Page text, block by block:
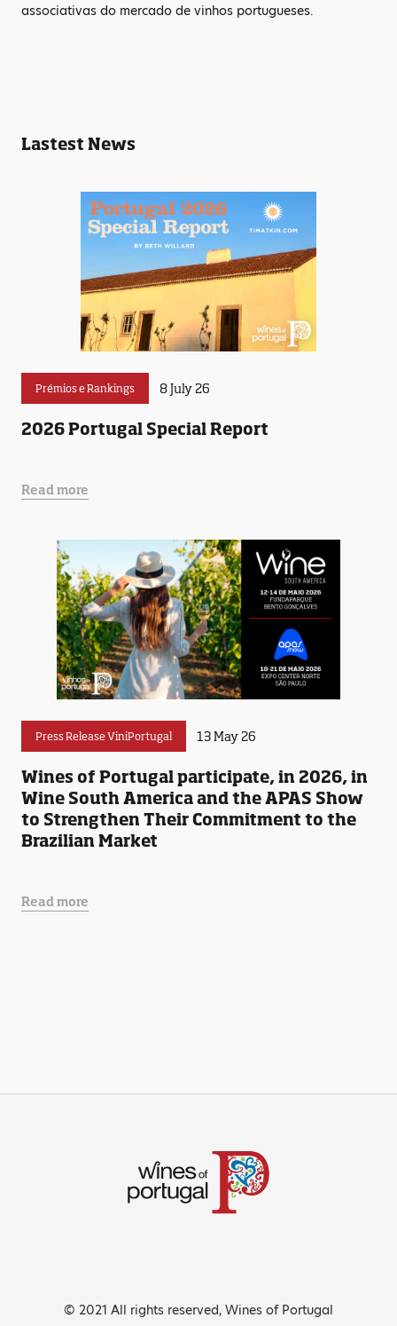
associativas do mercado de vinhos portugueses.
Lastest News
Prémios e Rankings 8 July 26
2026 Portugal Special Report
Read more
Press Release ViniPortugal 13 May 26
Wines of Portugal participate, in 2026, in
Wine South America and the APAS Show
to Strengthen Their Commitment to the
Brazilian Market
Read more
© 2021 All rights reserved, Wines of Portugal